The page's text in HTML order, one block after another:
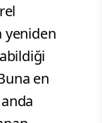
yeniden
en